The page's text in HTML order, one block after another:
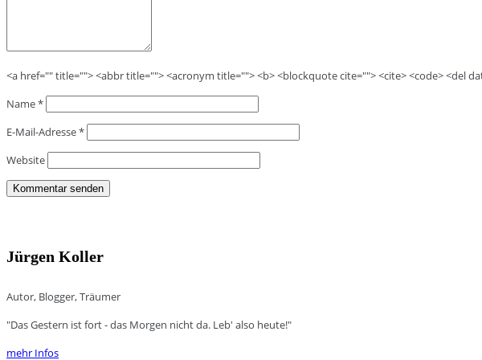
<a href="" title=""> <abbr title=""> <acronym title=""> <b> <blockquote cite=""> <cite> <code> <del
Name*
E-Mail-Adresse*
Website
Jürgen Koller
Autor, Blogger, Träumer
"Das Gestern ist fort - das Morgen nicht da. Leb' also heute!"
mehr Infos